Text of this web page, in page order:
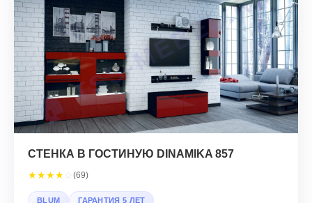
СТЕНКА В ГОСТИНУЮ DINAMIKA 857
★★★★ (69)
BLUM ГАРАНТИЯ 5 ЛЕТ